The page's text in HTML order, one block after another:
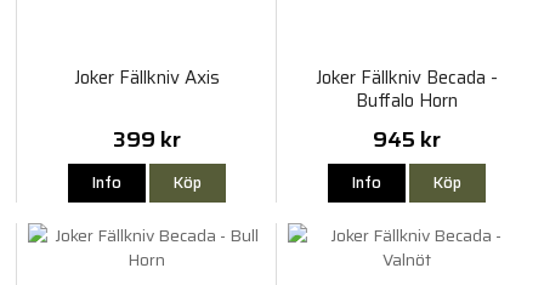
Joker Fällkniv Axis
399 kr
Info Köp
Joker Fällkniv Becada -
Buffalo Horn
945 kr
Info Köp